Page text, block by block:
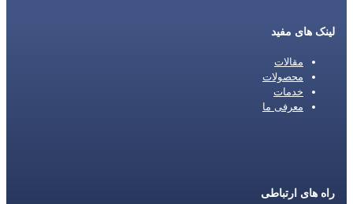
لینک های مفید
مقالات
محصولات
خدمات
معرفی ما
راه های ارتباطی